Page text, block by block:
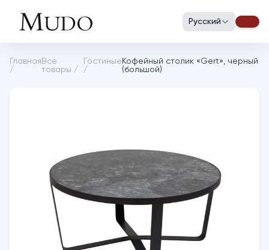
Русский
Главная
/
Все
товары /
Гостиные
/
Кофейный столик «Gert», черный
(большой)